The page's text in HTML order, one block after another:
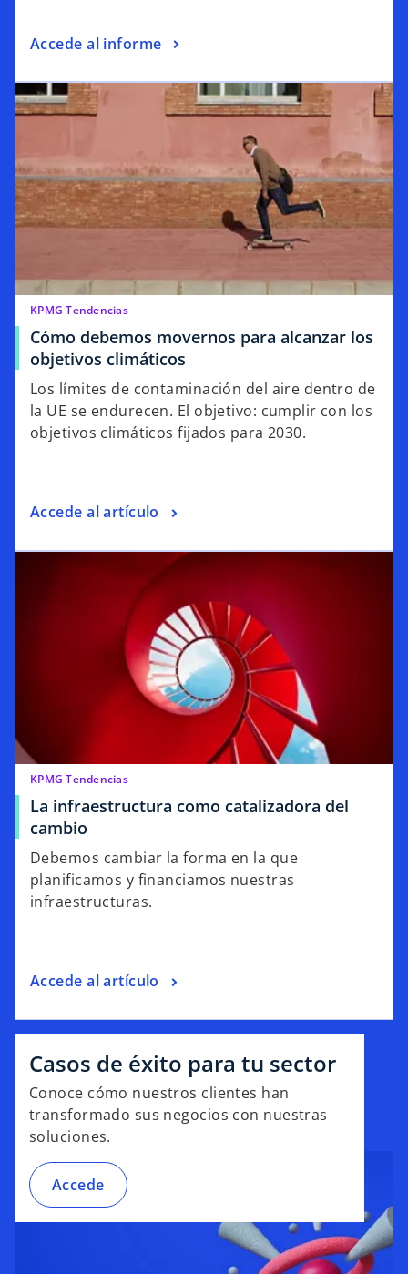
Accede al informe
KPMG Tendencias
Cómo debemos movernos para alcanzar los
objetivos climáticos
Los límites de contaminación del aire dentro de
la UE se endurecen. El objetivo: cumplir con los
objetivos climáticos fijados para 2030.
Accede al artículo
KPMG Tendencias
La infraestructura como catalizadora del
cambio
Debemos cambiar la forma en la que
planificamos y financiamos nuestras
infraestructuras.
Accede al artículo
Casos de éxito para tu sector
Conoce cómo nuestros clientes han
transformado sus negocios con nuestras
soluciones.
Accede